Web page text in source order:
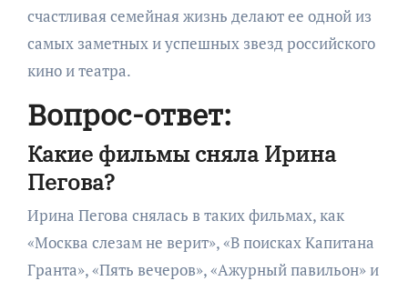
счастливая семейная жизнь делают ее одной из
самых заметных и успешных звезд российского
кино и театра.
Вопрос-ответ:
Какие фильмы сняла Ирина
Пегова?
Ирина Пегова снялась в таких фильмах, как
«Москва слезам не верит», «В поисках Капитана
Гранта», «Пять вечеров», «Ажурный павильон» и